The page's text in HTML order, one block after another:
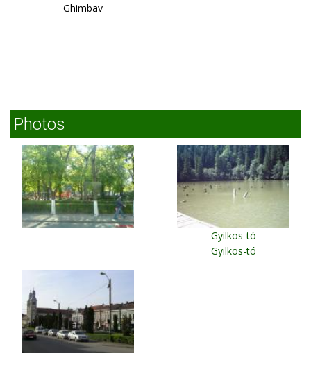
Ghimbav
Photos
Gyilkos-tó
Gyilkos-tó